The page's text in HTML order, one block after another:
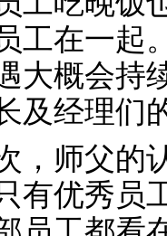
工在一起
大概会持
及经理们
师父的认
有优秀员